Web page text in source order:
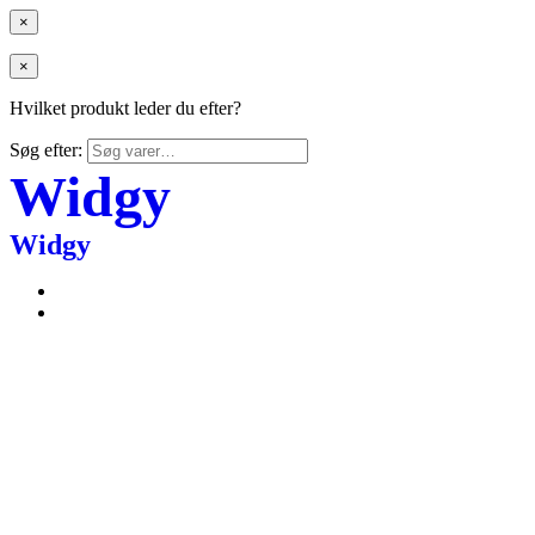
×
×
Hvilket produkt leder du efter?
Søg efter:
Widgy
Widgy